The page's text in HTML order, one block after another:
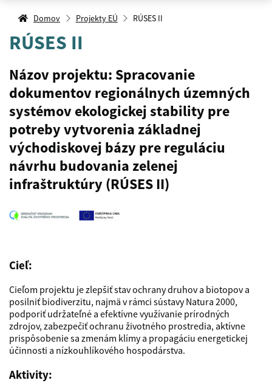
Domov Projekty EÚ RÚSES II
RÚSES II
Názov projektu: Spracovanie
dokumentov regionálnych územných
systémov ekologickej stability pre
potreby vytvorenia základnej
východiskovej bázy pre reguláciu
návrhu budovania zelenej
infraštruktúry (RÚSES II)
Cieľ:
Cieľom projektu je zlepšiť stav ochrany druhov a biotopov a
posilniť biodiverzitu, najmä v rámci sústavy Natura 2000,
podporiť udržateľné a efektívne využívanie prírodných
zdrojov, zabezpečiť ochranu životného prostredia, aktívne
prispôsobenie sa zmenám klímy a propagáciu energetickej
účinnosti a nízkouhlíkového hospodárstva.
Aktivity: